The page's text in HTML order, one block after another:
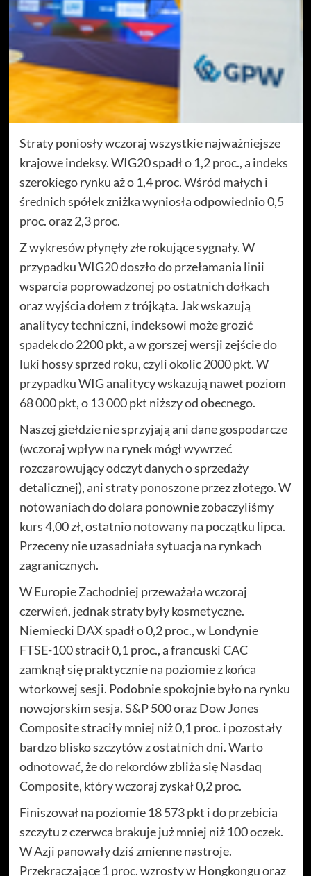
Straty poniosły wczoraj wszystkie najważniejsze
krajowe indeksy. WIG20 spadł o 1,2 proc., a indeks
szerokiego rynku aż o 1,4 proc. Wśród małych i
średnich spółek zniżka wyniosła odpowiednio 0,5
proc. oraz 2,3 proc.
Z wykresów płynęły złe rokujące sygnały. W
przypadku WIG20 doszło do przełamania linii
wsparcia poprowadzonej po ostatnich dołkach
oraz wyjścia dołem z trójkąta. Jak wskazują
analitycy techniczni, indeksowi może grozić
spadek do 2200 pkt, a w gorszej wersji zejście do
luki hossy sprzed roku, czyli okolic 2000 pkt. W
przypadku WIG analitycy wskazują nawet poziom
68 000 pkt, o 13 000 pkt niższy od obecnego.
Naszej giełdzie nie sprzyjają ani dane gospodarcze
(wczoraj wpływ na rynek mógł wywrzeć
rozczarowujący odczyt danych o sprzedaży
detalicznej), ani straty ponoszone przez złotego. W
notowaniach do dolara ponownie zobaczyliśmy
kurs 4,00 zł, ostatnio notowany na początku lipca.
Przeceny nie uzasadniała sytuacja na rynkach
zagranicznych.
W Europie Zachodniej przeważała wczoraj
czerwień, jednak straty były kosmetyczne.
Niemiecki DAX spadł o 0,2 proc., w Londynie
FTSE-100 stracił 0,1 proc., a francuski CAC
zamknął się praktycznie na poziomie z końca
wtorkowej sesji. Podobnie spokojnie było na rynku
nowojorskim sesja. S&P 500 oraz Dow Jones
Composite straciły mniej niż 0,1 proc. i pozostały
bardzo blisko szczytów z ostatnich dni. Warto
odnotować, że do rekordów zbliża się Nasdaq
Composite, który wczoraj zyskał 0,2 proc.
Finiszował na poziomie 18 573 pkt i do przebicia
szczytu z czerwca brakuje już mniej niż 100 oczek.
W Azji panowały dziś zmienne nastroje.
Przekraczające 1 proc. wzrosty w Hongkongu oraz